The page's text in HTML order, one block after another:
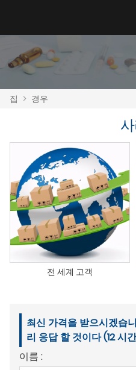
집 > 경우
전 세계 고객
최신 가격을 받으시겠습
리 응답 할 것이다 (12 시
이름 :